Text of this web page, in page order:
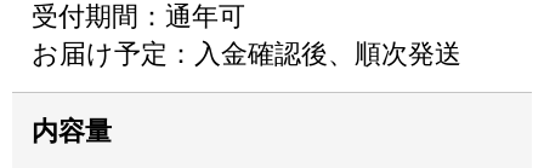
受付期間：通年可
お届け予定：入金確認後、順次発送
内容量